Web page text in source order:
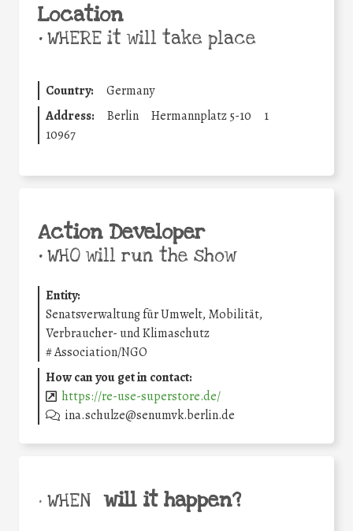
Location
•WHERE it will take place
Country:
Germany
Address:
Berlin Hermannplatz 5-10
1
10967
Action Developer
•WHO will run the show
Entity:
Senatsverwaltung für Umwelt, Mobilität,
Verbraucher- und Klimaschutz
#Association/NGO
How can you get in contact:
https://re-use-superstore.de/
ina.schulze@senumvk.berlin.de
• WHEN will it happen?